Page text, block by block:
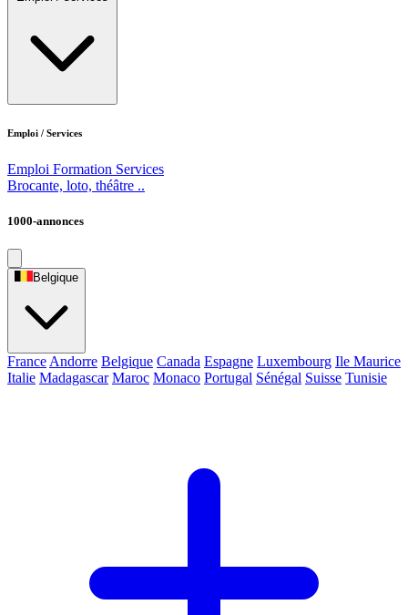
Emploi / Services
Emploi Formation Services
Brocante, loto, théâtre ..
1000-annonces
Belgique
France Andorre Belgique Canada Espagne Luxembourg Ile Maurice
Italie Madagascar Maroc Monaco Portugal Sénégal Suisse Tunisie